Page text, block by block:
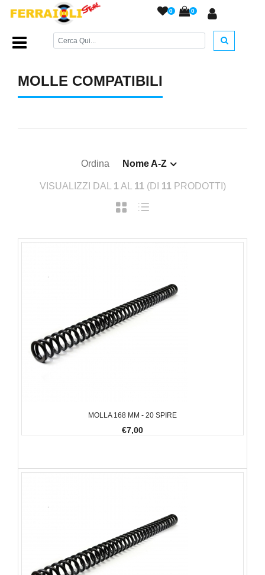
0 0
Home Page/RICAMBI/Molle compatibili/
MOLLE COMPATIBILI
Ordina Nome A-Z
VISUALIZZI DAL 1 AL 11 (DI 11 PRODOTTI)
MOLLA 168 MM - 20 SPIRE
€7,00